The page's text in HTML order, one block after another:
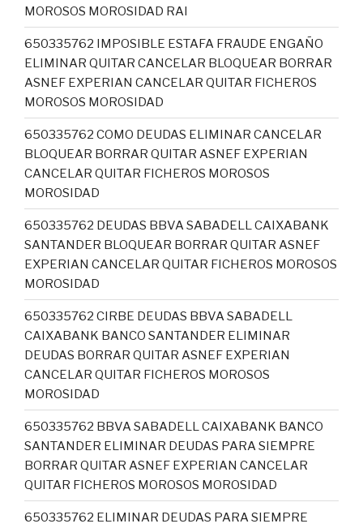
MOROSOS MOROSIDAD RAI
650335762 IMPOSIBLE ESTAFA FRAUDE ENGAÑO
ELIMINAR QUITAR CANCELAR BLOQUEAR BORRAR
ASNEF EXPERIAN CANCELAR QUITAR FICHEROS
MOROSOS MOROSIDAD
650335762 COMO DEUDAS ELIMINAR CANCELAR
BLOQUEAR BORRAR QUITAR ASNEF EXPERIAN
CANCELAR QUITAR FICHEROS MOROSOS
MOROSIDAD
650335762 DEUDAS BBVA SABADELL CAIXABANK
SANTANDER BLOQUEAR BORRAR QUITAR ASNEF
EXPERIAN CANCELAR QUITAR FICHEROS MOROSOS
MOROSIDAD
650335762 CIRBE DEUDAS BBVA SABADELL
CAIXABANK BANCO SANTANDER ELIMINAR
DEUDAS BORRAR QUITAR ASNEF EXPERIAN
CANCELAR QUITAR FICHEROS MOROSOS
MOROSIDAD
650335762 BBVA SABADELL CAIXABANK BANCO
SANTANDER ELIMINAR DEUDAS PARA SIEMPRE
BORRAR QUITAR ASNEF EXPERIAN CANCELAR
QUITAR FICHEROS MOROSOS MOROSIDAD
650335762 ELIMINAR DEUDAS PARA SIEMPRE